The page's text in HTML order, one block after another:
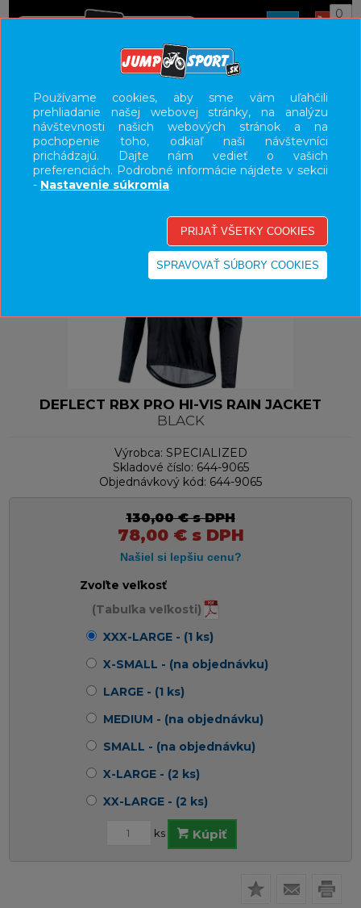
0
UŽÍVATEĽSKÝ PANEL
KATEGÓRIE
HLAVNÉ MENU
-40%
DEFLECT RBX PRO HI-VIS RAIN JACKET
BLACK
Výrobca: SPECIALIZED
Skladové číslo: 644-9065
Objednávkový kód: 644-9065
130,00 €s DPH
78,00 €s DPH
Zvoľte veľkosť
(Tabuľka veľkosti)
XXX-LARGE - (1 ks)
X-SMALL - (na objednávku)
LARGE - (1 ks)
MEDIUM - (na objednávku)
SMALL - (na objednávku)
X-LARGE - (2 ks)
XX-LARGE - (2 ks)
ks Kúpiť
Používame cookies, aby sme vám uľahčili
prehliadanie našej webovej stránky, na analýzu
návštevnosti našich webových stránok a na
pochopenie toho, odkiaľ naši návštevníci
prichádzajú. Dajte nám vedieť o vašich
preferenciách. Podrobné informácie nájdete v sekcii
- Nastavenie súkromia